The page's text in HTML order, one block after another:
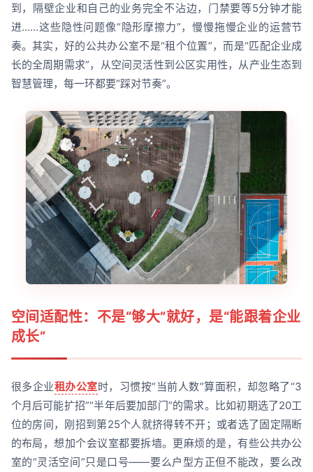
到，隔壁企业和自己的业务完全不沾边，门禁要等5分钟才能
进……这些隐性问题像“隐形摩擦力”，慢慢拖慢企业的运营节
奏。其实，好的公共办公室不是“租个位置”，而是“匹配企业成
长的全周期需求”，从空间灵活性到公区实用性，从产业生态到
智慧管理，每一环都要“踩对节奏”。
空间适配性：不是“够大”就好，是“能跟着企业
成长”
很多企业租办公室时，习惯按“当前人数”算面积，却忽略了“3
个月后可能扩招”“半年后要加部门”的需求。比如初期选了20工
位的房间，刚招到第25个人就挤得转不开；或者选了固定隔断
的布局，想加个会议室都要拆墙。更麻烦的是，有些公共办公
室的“灵活空间”只是口号——要么户型方正但不能改，要么改